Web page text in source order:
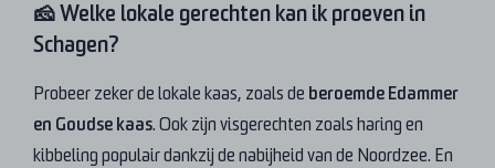
🧀 Welke lokale gerechten kan ik proeven in
Schagen?
Probeer zeker de lokale kaas, zoals de beroemde Edammer
en Goudse kaas. Ook zijn visgerechten zoals haring en
kibbeling populair dankzij de nabijheid van de Noordzee. En